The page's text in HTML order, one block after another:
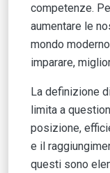
competenze.
aumentare le
mondo
imparare,
La definizione
limita a
posizione,
e il
questi sono